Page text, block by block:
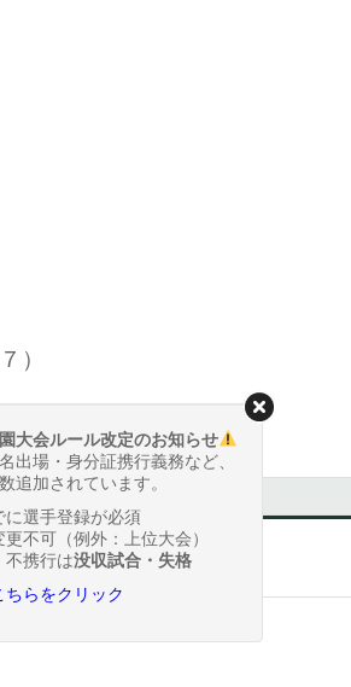
大会ルール改定のお知らせ
出場・身分証携行義務など、
追加されています。
に選手登録が必須
不可（例外：上位大会）
不携行は没収試合・失格
らをクリック
）
日程・組合せ